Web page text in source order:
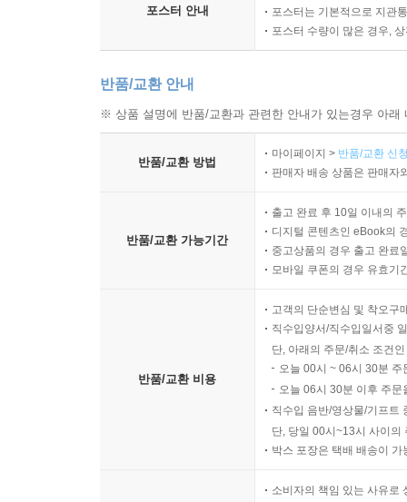
포스터 안내
포스터는 기본적으로 지관
포스터 수량이 많은 경우,
반품/교환 안내
※ 상품 설명에 반품/교환과 관련한 안내가 있는경우 아
반품/교환 방법
마이페이지 > 반품/교환 신
판매자 배송 상품은 판매자
반품/교환 가능기간
출고 완료 후 10일 이내의
디지털 콘텐츠인 eBook의
중고상품의 경우 출고 완료
모바일 쿠폰의 경우 유효기
반품/교환 비용
고객의 단순변심 및 착오구
직수입양서/직수입일서중
단, 아래의 주문/취소 조건
오늘 00시 ~ 06시 30분
오늘 06시 30분 이후 주
직수입 음반/영상물/기프트
단, 당일 00시~13시 사이의
박스 포장은 택배 배송이
소비자의 책임 있는 사유로